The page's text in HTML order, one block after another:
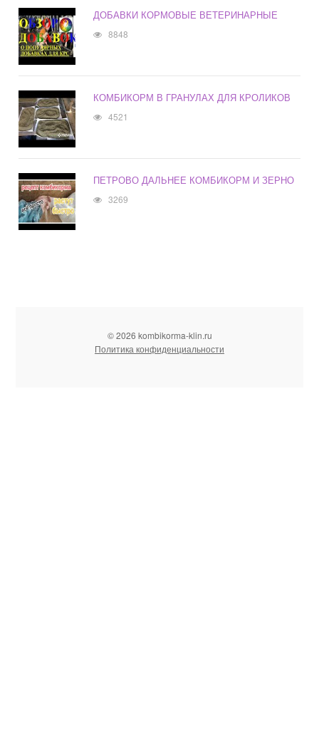
ДОБАВКИ КОРМОВЫЕ ВЕТЕРИНАРНЫЕ
8848
КОМБИКОРМ В ГРАНУЛАХ ДЛЯ КРОЛИКОВ
4521
ПЕТРОВО ДАЛЬНЕЕ КОМБИКОРМ И ЗЕРНО
3269
© 2026 kombikorma-klin.ru
Политика конфиденциальности